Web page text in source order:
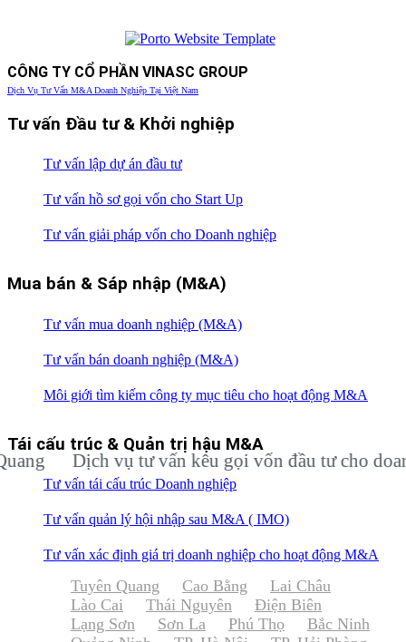
CÔNG TY CỔ PHẦN VINASC GROUP
Dịch Vụ Tư Vấn M&A Doanh Nghiệp Tại Việt Nam
Tư vấn Đầu tư & Khởi nghiệp
Tư vấn lập dự án đầu tư
Tư vấn hồ sơ gọi vốn cho Start Up
Tư vấn giải pháp vốn cho Doanh nghiệp
Mua bán & Sáp nhập (M&A)
Tư vấn mua doanh nghiệp (M&A)
Tư vấn bán doanh nghiệp (M&A)
Môi giới tìm kiếm công ty mục tiêu cho hoạt động M&A
Tái cấu trúc & Quản trị hậu M&A
Tư vấn tái cấu trúc Doanh nghiệp
Tư vấn quản lý hội nhập sau M&A ( IMO)
Tư vấn xác định giá trị doanh nghiệp cho hoạt động M&A
Dịch vụ tư vấn kêu gọi vốn đầu tư cho doanh
Tuyên Quang Cao Bằng
Lai Châu
Lào Cai
Thái Nguyên
Điện Biên
Lạng Sơn
Sơn La Phú Thọ
Bắc Ninh